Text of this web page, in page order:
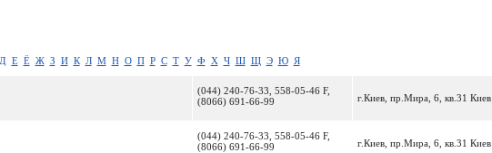
Д Е Ё Ж З И К Л М Н О П Р С Т У Ф Х Ч Ш Щ Э Ю Я
(044) 240-76-33, 558-05-46 F,
(8066) 691-66-99
г.Киев, пр.Мира, 6, кв.31 Киев
(044) 240-76-33, 558-05-46 F,
(8066) 691-66-99
г.Киев, пр.Мира, 6, кв.31 Киев